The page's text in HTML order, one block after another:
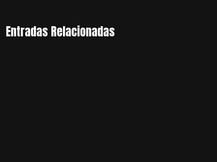
Entradas Relacionadas